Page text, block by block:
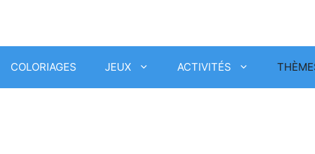
COLORIAGES JEUX ACTIVITÉS